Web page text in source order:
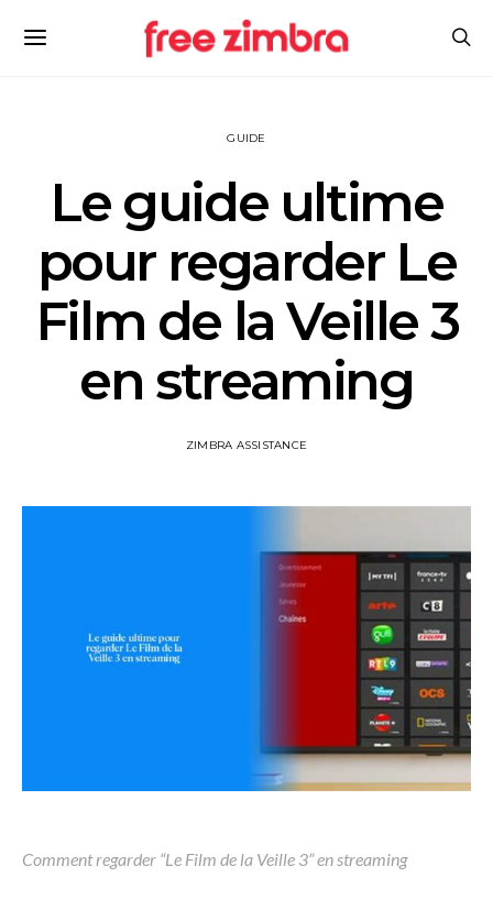
GUIDE
Le guide ultime
pour regarder Le
Film de la Veille 3
en streaming
ZIMBRA ASSISTANCE
Comment regarder “Le Film de la Veille 3” en streaming